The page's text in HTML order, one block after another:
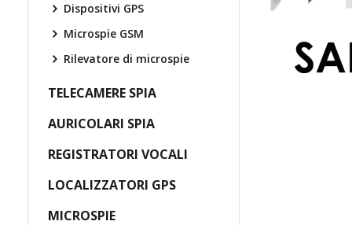
Dispositivi GPS
Microspie GSM
Rilevatore di microspie
TELECAMERE SPIA
AURICOLARI SPIA
REGISTRATORI VOCALI
LOCALIZZATORI GPS
MICROSPIE